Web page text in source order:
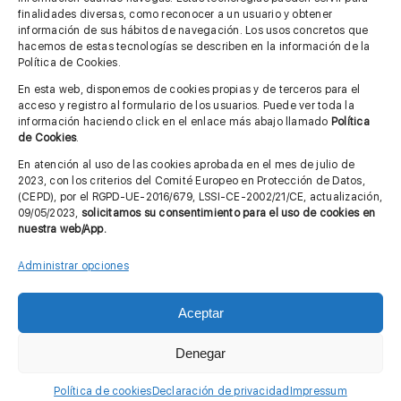
finalidades diversas, como reconocer a un usuario y obtener
información de sus hábitos de navegación. Los usos concretos que
hacemos de estas tecnologías se describen en la información de la
Política de Cookies.
En esta web, disponemos de cookies propias y de terceros para el
acceso y registro al formulario de los usuarios. Puede ver toda la
información haciendo click en el enlace más abajo llamado Política
de Cookies.
En atención al uso de las cookies aprobada en el mes de julio de
2023, con los criterios del Comité Europeo en Protección de Datos,
(CEPD), por el RGPD-UE-2016/679, LSSI-CE-2002/21/CE, actualización,
09/05/2023, solicitamos su consentimiento para el uso de cookies en
nuestra web/App.
Administrar opciones
Aceptar
Denegar
Política de cookies Declaración de privacidad Impressum
MÁS INFORMACIÓN
Aviso legal
Política de privacidad
Cita previa FAGA
© Copyright 2012 - 2026 |Diseño web: Taller Empresarial 2.0